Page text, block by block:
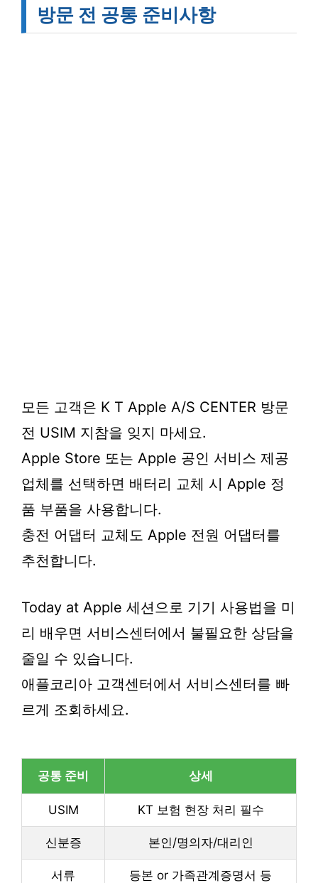
방문 전 공통 준비사항
모든 고객은 K T Apple A/S CENTER 방문
전 USIM 지참을 잊지 마세요.
Apple Store 또는 Apple 공인 서비스 제공
업체를 선택하면 배터리 교체 시 Apple 정
품 부품을 사용합니다.
충전 어댑터 교체도 Apple 전원 어댑터를
추천합니다.
Today at Apple 세션으로 기기 사용법을 미
리 배우면 서비스센터에서 불필요한 상담을
줄일 수 있습니다.
애플코리아 고객센터에서 서비스센터를 빠
르게 조회하세요.
공통 준비 상세
USIM KT 보험 현장 처리 필수
신분증 본인/명의자/대리인
서류 등본 or 가족관계증명서 등